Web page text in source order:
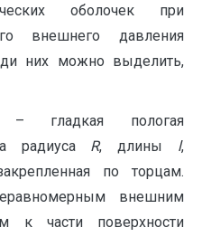
оболочек при
внешнего давления
них можно выделить,
– гладкая пологая
радиуса R, длины l,
по торцам.
внешним
к части поверхности